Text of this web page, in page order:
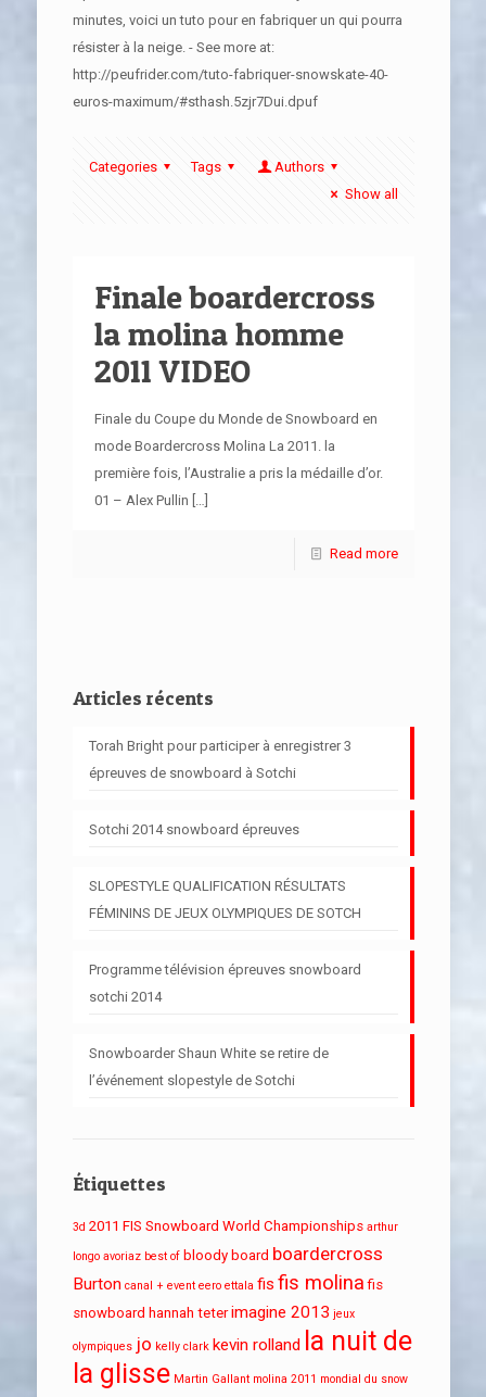
minutes, voici un tuto pour en fabriquer un qui pourra
résister à la neige. - See more at:
http://peufrider.com/tuto-fabriquer-snowskate-40-
euros-maximum/#sthash.5zjr7Dui.dpuf
Categories Tags
Authors
Show all
Finale boardercross
la molina homme
2011 VIDEO
Finale du Coupe du Monde de Snowboard en
mode Boardercross Molina La 2011. la
première fois, l’Australie a pris la médaille d’or.
01 – Alex Pullin […]
Read more
Articles récents
Torah Bright pour participer à enregistrer 3
épreuves de snowboard à Sotchi
Sotchi 2014 snowboard épreuves
SLOPESTYLE QUALIFICATION RÉSULTATS
FÉMININS DE JEUX OLYMPIQUES DE SOTCH
Programme télévision épreuves snowboard
sotchi 2014
Snowboarder Shaun White se retire de
l’événement slopestyle de Sotchi
Étiquettes
3d 2011 FIS Snowboard World Championships arthur
longo avoriaz best of bloody board boardercross
Burton canal + event eero ettala fis fis molina fis
snowboard hannah teter imagine 2013 jeux
olympiques jo kelly clark kevin rolland la nuit de
la glisse Martin Gallant molina 2011 mondial du snow